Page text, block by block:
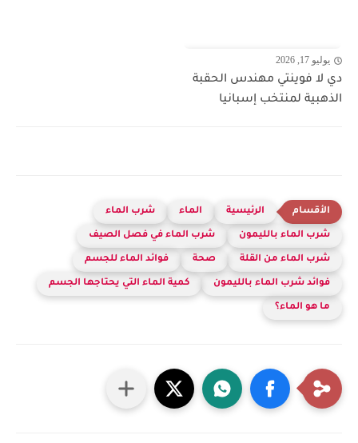
يوليو 17, 2026
دي لا فوينتي مهندس الحقبة
الذهبية لمنتخب إسبانيا
الرئيسية الماء شرب الماء
شرب الماء بالليمون شرب الماء في فصل الصيف
شرب الماء من القلة صحة فوائد الماء للجسم
فوائد شرب الماء بالليمون كمية الماء التي يحتاجها الجسم
ما هو الماء؟